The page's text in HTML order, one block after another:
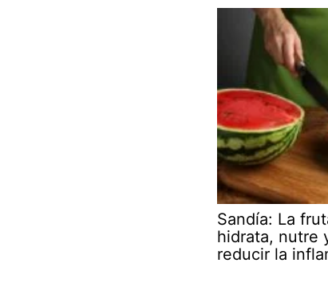
Sandía: La
hidrata, nutre
reducir la